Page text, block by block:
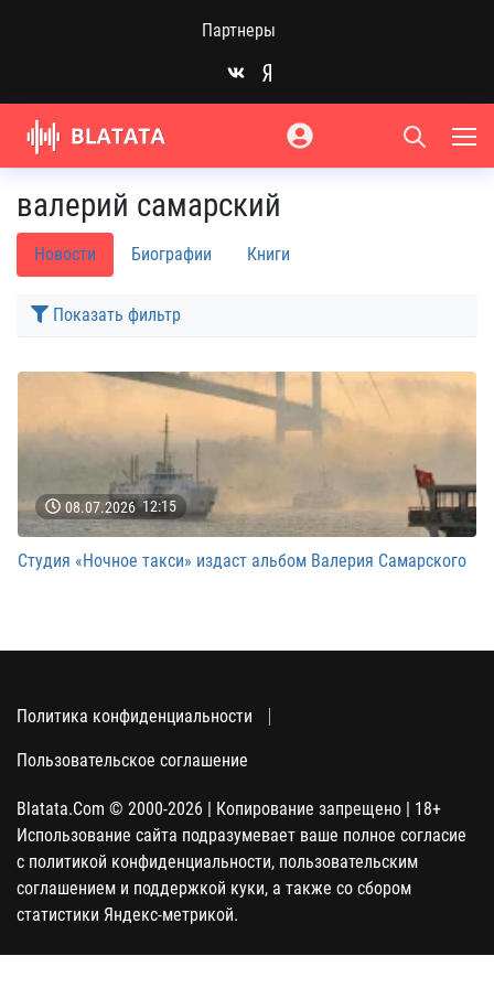
Партнеры
валерий самарский
Новости Биографии Книги
Показать фильтр
08.07.2026 12:15
Студия «Ночное такси» издаст альбом Валерия Самарского
Политика конфиденциальности
Пользовательское соглашение
Blatata.Com © 2000-2026 | Копирование запрещено | 18+
Использование сайта подразумевает ваше полное согласие
с политикой конфиденциальности, пользовательским
соглашением и поддержкой куки, а также со сбором
статистики Яндекс-метрикой.